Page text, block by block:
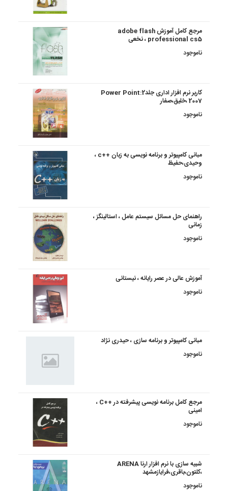
مرجع کامل آموزش adobe flash
professional cs5 ، نخعی
ناموجود
کاربر نرم افزار اداری جلد2:Power Point
2007 ،خلیق،صفار
ناموجود
مبانی کامپیوتر و برنامه نویسی به زبان ++c ،
وحیدی،حفیظ
ناموجود
راهنمای حل مسائل سیستم عامل ، استالینگز ،
زمانی
ناموجود
آموزش عالی در عصر رایانه ، نیستانی
ناموجود
مبانی کامپیوتر و برنامه سازی ، حیدری نژاد
ناموجود
مرجع کامل برنامه نویسی پیشرفته در ++C ،
امینی
ناموجود
شبیه سازی با نرم افزار ارنا ARENA
،کلتون،باقری،فرایازمشهد
ناموجود